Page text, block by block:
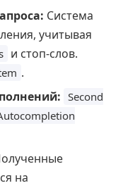
Система
учитывая
и стоп-слов.
.
Second
на